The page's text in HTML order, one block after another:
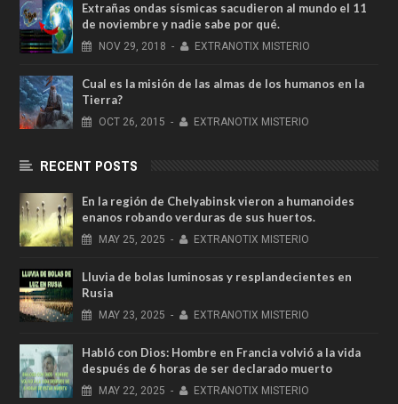
Extrañas ondas sísmicas sacudieron al mundo el 11
de noviembre y nadie sabe por qué.
NOV 29, 2018 - EXTRANOTIX MISTERIO
Cual es la misión de las almas de los humanos en la
Tierra?
OCT 26, 2015 - EXTRANOTIX MISTERIO
RECENT POSTS
En la región de Chelyabinsk vieron a humanoides
enanos robando verduras de sus huertos.
MAY 25, 2025 - EXTRANOTIX MISTERIO
Lluvia de bolas luminosas y resplandecientes en
Rusia
MAY 23, 2025 - EXTRANOTIX MISTERIO
Habló con Dios: Hombre en Francia volvió a la vida
después de 6 horas de ser declarado muerto
MAY 22, 2025 - EXTRANOTIX MISTERIO